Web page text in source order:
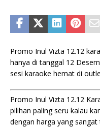
Promo Inul Vizta 12.12
hanya di tanggal 12
sesi karaoke hemat di
Promo Inul Vizta 12.12
pilihan paling seru kalau
dengan harga yang